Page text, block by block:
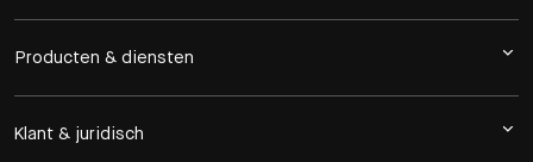
Producten & diensten
Klant & juridisch